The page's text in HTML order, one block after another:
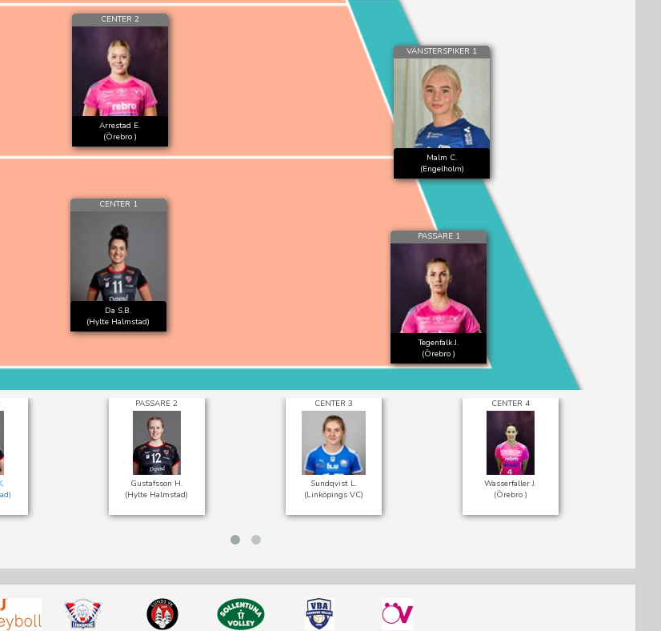
CENTER 2
Arrestad E.
(Örebro )
VÄNSTERSPIKER 1
Malm C.
(Engelholm)
CENTER 1
Da S.B.
(Hylte Halmstad)
PASSARE 1
Tegenfalk J.
(Örebro )
PASSARE 2
Gustafsson H.
(Hylte Halmstad)
CENTER 3
Sundqvist L.
(Linköpings VC)
CENTER 4
Wasserfaller J.
(Örebro )